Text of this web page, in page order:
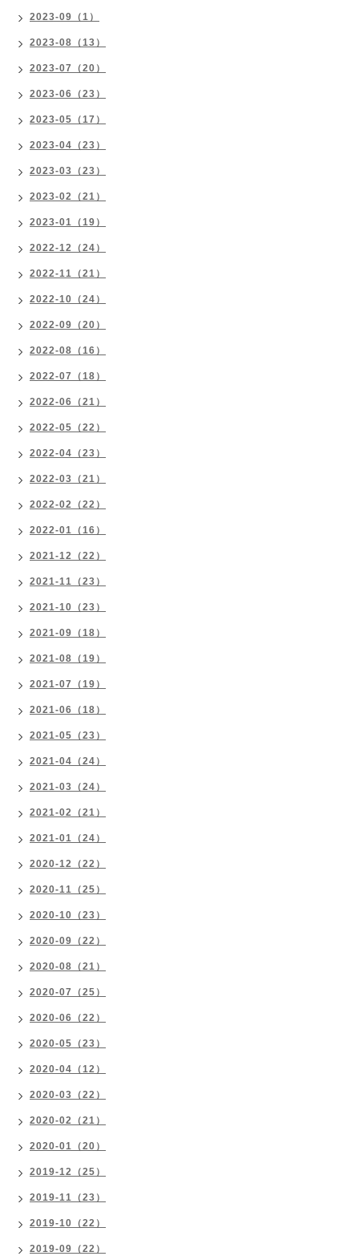
2023-09（1）
2023-08（13）
2023-07（20）
2023-06（23）
2023-05（17）
2023-04（23）
2023-03（23）
2023-02（21）
2023-01（19）
2022-12（24）
2022-11（21）
2022-10（24）
2022-09（20）
2022-08（16）
2022-07（18）
2022-06（21）
2022-05（22）
2022-04（23）
2022-03（21）
2022-02（22）
2022-01（16）
2021-12（22）
2021-11（23）
2021-10（23）
2021-09（18）
2021-08（19）
2021-07（19）
2021-06（18）
2021-05（23）
2021-04（24）
2021-03（24）
2021-02（21）
2021-01（24）
2020-12（22）
2020-11（25）
2020-10（23）
2020-09（22）
2020-08（21）
2020-07（25）
2020-06（22）
2020-05（23）
2020-04（12）
2020-03（22）
2020-02（21）
2020-01（20）
2019-12（25）
2019-11（23）
2019-10（22）
2019-09（22）